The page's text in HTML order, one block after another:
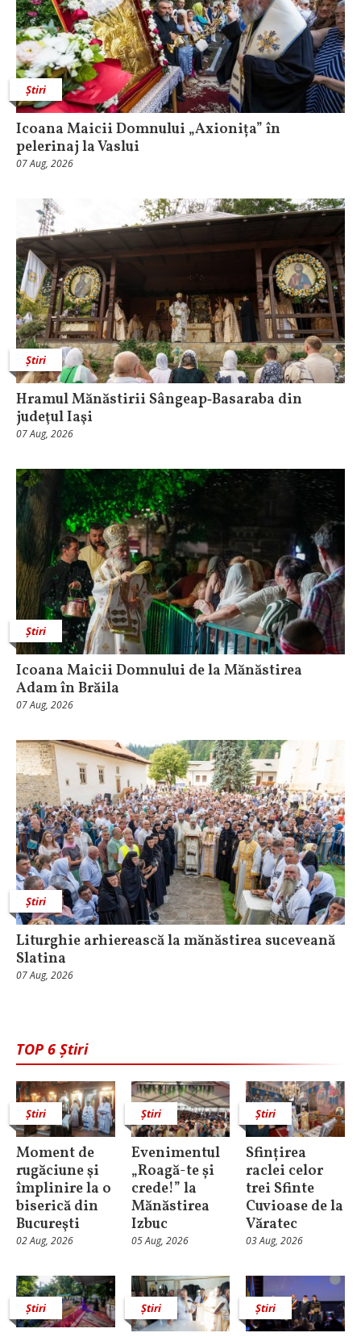
Știri
Icoana Maicii Domnului „Axionița” în
pelerinaj la Vaslui
07 Aug, 2026
Știri
Hramul Mănăstirii Sângeap‑Basaraba din
judeţul Iaşi
07 Aug, 2026
Știri
Icoana Maicii Domnului de la Mănăstirea
Adam în Brăila
07 Aug, 2026
Știri
Liturghie arhierească la mănăstirea suceveană
Slatina
07 Aug, 2026
TOP 6 Știri
Știri
Moment de
rugăciune şi
împlinire la o
biserică din
Bucureşti
02 Aug, 2026
Știri
Evenimentul
„Roagă-te și
crede!” la
Mănăstirea
Izbuc
05 Aug, 2026
Știri
Sfințirea
raclei celor
trei Sfinte
Cuvioase de la
Văratec
03 Aug, 2026
Știri Știri Știri